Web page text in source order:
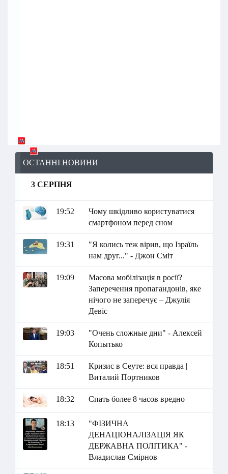
ОСТАННІ НОВИНИ
3 СЕРПНЯ
19:52
Чому шкідливо користуватися
смартфоном перед сном
19:31
"Я колись теж вірив, що Ізраїль
нам друг..." - Джон Сміт
19:09
Масова мобілізація в росії?
Заперечення пропагандонів, яке
нічого не заперечує – Джулія
Девіс
19:03
"Очень сложные дни" - Алексей
Копытько
18:51
Кризис в Сеуте: вся правда |
Виталий Портников
18:32 Спать более 8 часов вредно
18:13
"ФІЗИЧНА
ДЕНАЦІОНАЛІЗАЦІЯ ЯК
ДЕРЖАВНА ПОЛІТИКА" -
Владислав Смірнов